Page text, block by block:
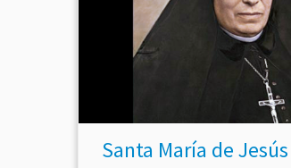
Santa María de Jesús